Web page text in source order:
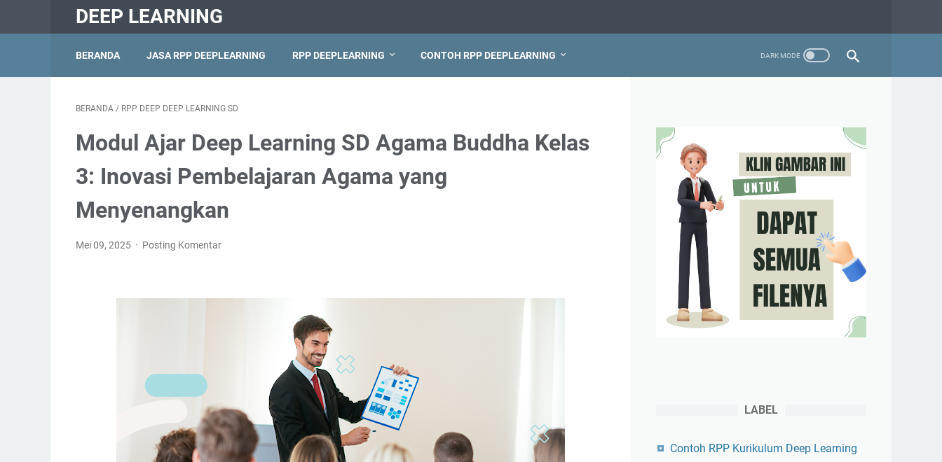
DEEP LEARNING
BERANDA JASA RPP DEEPLEARNING RPP DEEPLEARNING CONTOH RPP DEEPLEARNING
BERANDA / RPP DEEP DEEP LEARNING SD
Modul Ajar Deep Learning SD Agama Buddha Kelas
3: Inovasi Pembelajaran Agama yang
Menyenangkan
Mei 09, 2025 Posting Komentar
LABEL
Contoh RPP Kurikulum Deep Learning